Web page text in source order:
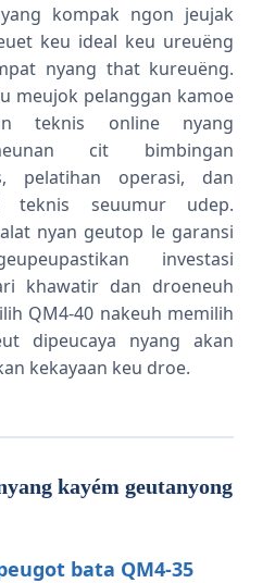
kompak ngon jeujak
keu ideal keu ureuëng
nyang that kureuëng.
meujok pelanggan kamoe
teknis online nyang
cit bimbingan
pelatihan operasi, dan
teknis seuumur udep.
nyan geutop le garansi
investasi
khawatir dan droeneuh
QM4-40 nakeuh memilih
dipeucaya nyang akan
kekayaan keu droe.
kayém geutanyong
bata QM4-35